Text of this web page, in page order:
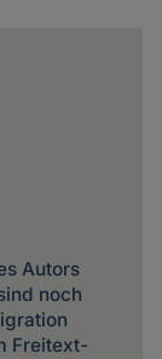
Autors
noch
Freitext-